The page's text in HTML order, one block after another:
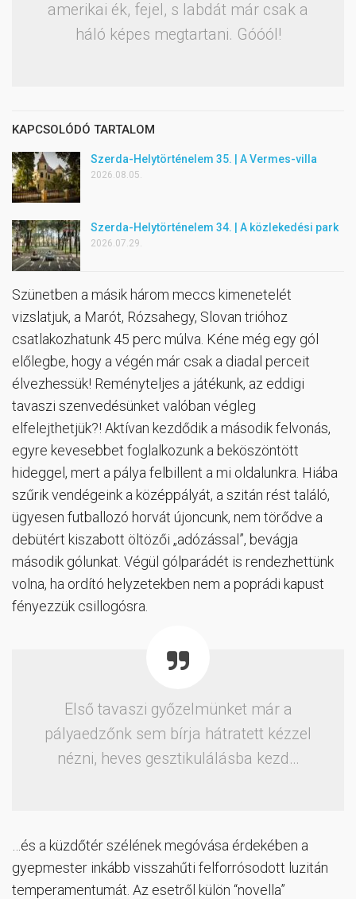
amerikai ék, fejel, s labdát már csak a
háló képes megtartani. Góóól!
KAPCSOLÓDÓ TARTALOM
Szerda-Helytörténelem 35. | A Vermes-villa
2026.08.05.
Szerda-Helytörténelem 34. | A közlekedési park
2026.07.29.
Szünetben a másik három meccs kimenetelét
vizslatjuk, a Marót, Rózsahegy, Slovan trióhoz
csatlakozhatunk 45 perc múlva. Kéne még egy gól
előlegbe, hogy a végén már csak a diadal perceit
élvezhessük! Reményteljes a játékunk, az eddigi
tavaszi szenvedésünket valóban végleg
elfelejthetjük?! Aktívan kezdődik a második felvonás,
egyre kevesebbet foglalkozunk a beköszöntött
hideggel, mert a pálya felbillent a mi oldalunkra. Hiába
szűrik vendégeink a középpályát, a szitán rést találó,
ügyesen futballozó horvát újoncunk, nem törődve a
debütért kiszabott öltözői „adózással”, bevágja
második gólunkat. Végül gólparádét is rendezhettünk
volna, ha ordító helyzetekben nem a poprádi kapust
fényezzük csillogósra.
Első tavaszi győzelmünket már a
pályaedzőnk sem bírja hátratett kézzel
nézni, heves gesztikulálásba kezd…
…és a küzdőtér szélének megóvása érdekében a
gyepmester inkább visszahűti felforrósodott luzitán
temperamentumát. Az esetről külön “novella”